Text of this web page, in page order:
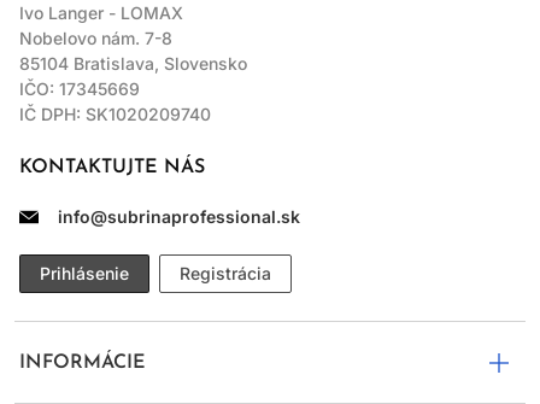
Ivo Langer - LOMAX
Nobelovo nám. 7-8
85104 Bratislava, Slovensko
IČO: 17345669
IČ DPH: SK1020209740
KONTAKTUJTE NÁS
info@subrinaprofessional.sk
Prihlásenie Registrácia
INFORMÁCIE